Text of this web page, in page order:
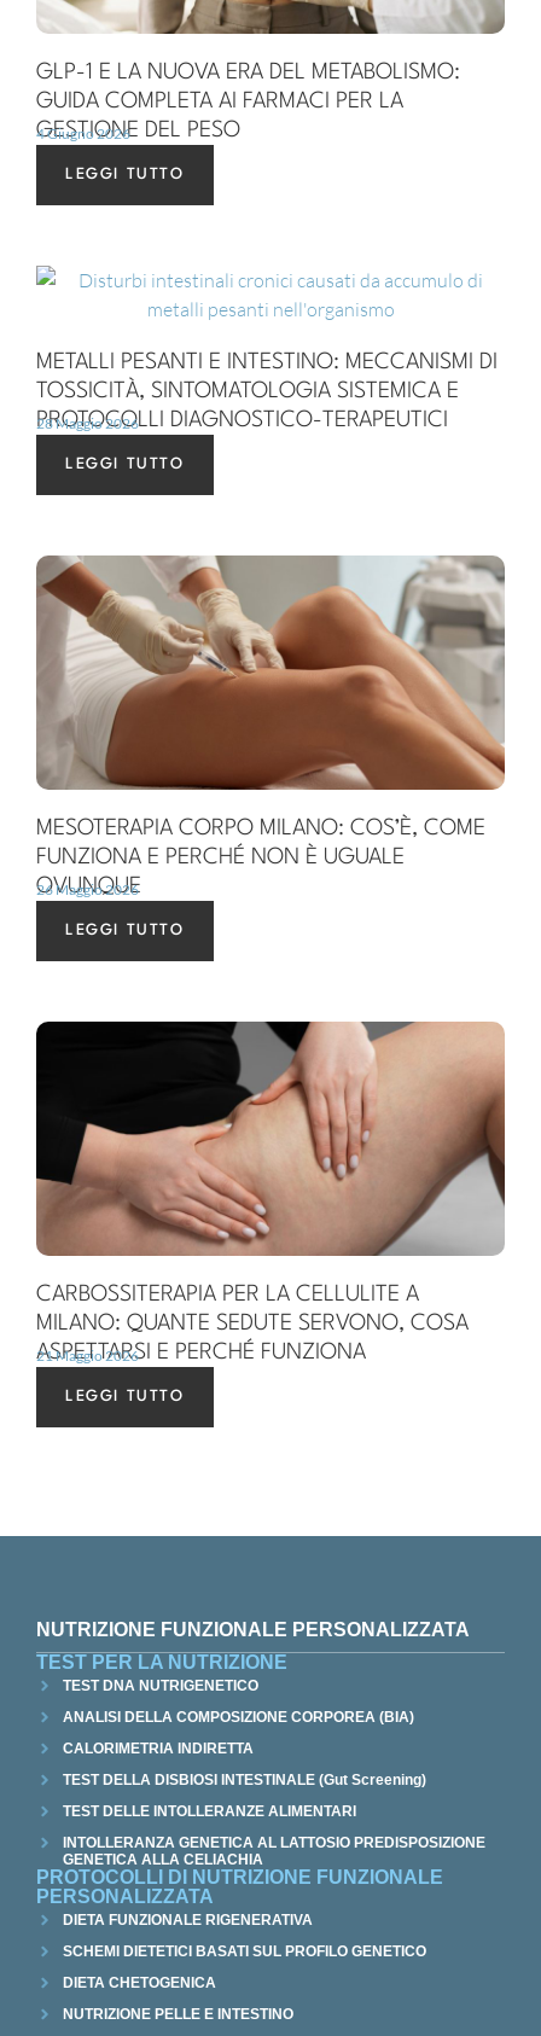
GLP-1 E LA NUOVA ERA DEL METABOLISMO:
GUIDA COMPLETA AI FARMACI PER LA
GESTIONE DEL PESO
4 Giugno 2026
LEGGI TUTTO
METALLI PESANTI E INTESTINO: MECCANISMI DI
TOSSICITÀ, SINTOMATOLOGIA SISTEMICA E
PROTOCOLLI DIAGNOSTICO-TERAPEUTICI
28 Maggio 2026
LEGGI TUTTO
MESOTERAPIA CORPO MILANO: COS’È, COME
FUNZIONA E PERCHÉ NON È UGUALE
OVUNQUE
26 Maggio 2026
LEGGI TUTTO
CARBOSSITERAPIA PER LA CELLULITE A
MILANO: QUANTE SEDUTE SERVONO, COSA
ASPETTARSI E PERCHÉ FUNZIONA
21 Maggio 2026
LEGGI TUTTO
NUTRIZIONE FUNZIONALE PERSONALIZZATA
TEST PER LA NUTRIZIONE
TEST DNA NUTRIGENETICO
ANALISI DELLA COMPOSIZIONE CORPOREA (BIA)
CALORIMETRIA INDIRETTA
TEST DELLA DISBIOSI INTESTINALE (Gut Screening)
TEST DELLE INTOLLERANZE ALIMENTARI
INTOLLERANZA GENETICA AL LATTOSIO PREDISPOSIZIONE
GENETICA ALLA CELIACHIA
PROTOCOLLI DI NUTRIZIONE FUNZIONALE
PERSONALIZZATA
DIETA FUNZIONALE RIGENERATIVA
SCHEMI DIETETICI BASATI SUL PROFILO GENETICO
DIETA CHETOGENICA
NUTRIZIONE PELLE E INTESTINO